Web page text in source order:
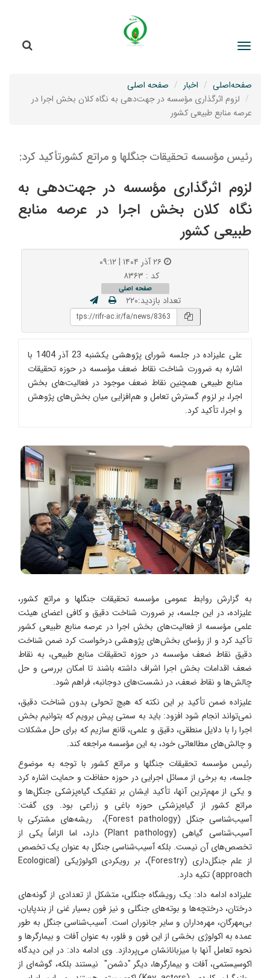
صفحه‌اصلی اخبار
صفحه اصلی
لزوم اثرگذاری مؤسسه در جهت‌دهی به نگاه کلان بخش اجرا در
عرصه منابع طبیعی کشور
رئیس مؤسسه تحقیقات جنگلها و مراتع کشورتأکید کرد:
لزوم اثرگذاری مؤسسه در جهت‌دهی به
نگاه کلان بخش اجرا در عرصه منابع
طبیعی کشور
۲۶ آذر ۱۴۰۴ | ۰۹:۱۲
کد : ۸۳۶۳
صفحه اصلی
تعداد بازدید:۲۲۰
علی علیزاده در جلسه شورای پژوهشی یکشنبه 23 آذر 1404 با
اشاره به ضرورت شناخت نقاط ضعف مؤسسه در حوزه تحقیقات
منابع طبیعی همچنین نقاط ضعف موجود در فعالیت‌های بخش
اجرا، بر لزوم گسترش تعامل و هم‌افزایی میان بخش‌های پژوهش
و اجرا، تأکید کرد.
به گزارش روابط عمومی مؤسسه تحقیقات جنگلها و مراتع کشور،
علیزاده، در این جلسه، بر ضرورت شناخت دقیق و کافی اعضای هیئت
علمی مؤسسه از فعالیت‌های بخش اجرا در عرصه منابع طبیعی کشور
تأکید کرد و از رؤسای بخش‌های پژوهشی درخواست کرد ضمن شناخت
دقیق نقاط ضعف مؤسسه در حوزه تحقیقات منابع طبیعی، به نقاط
ضعف اقدامات بخش اجرا اشراف داشته باشند تا امکان بررسی و حل
چالش‌ها و نقاط ضعف، در نشست‌های دوجانبه، فراهم شود.
علیزاده ضمن تأکید بر این نکته که هیچ تحولی بدون شناخت دقیق،
نمی‌تواند انجام شود افزود: باید به سمتی پیش برویم که بتوانیم بخش
اجرا را با دلایل منطقی، دقیق و علمی، قانع سازیم که برای حل مشکلات
و چالش‌های مطالعاتی خود، به این مؤسسه مراجعه کند.
رئیس مؤسسه تحقیقات جنگلها و مراتع کشور با توجه به موضوع
جلسه، به برخی از مسائل اجرایی در حوزه حفاظت و حمایت اشاره کرد
و یکی از مهم‌ترین آنها، تأکید ایشان بر تفکیک گیاه‌پزشکی جنگل‌ها و
مراتع کشور از گیاه‌پزشکی حوزه باغی و زراعی بود. وی گفت:
آسیب‌شناسی جنگل (Forest pathology)، ریشه‌های مشترکی با
آسیب‌شناسی گیاهی (Plant pathology) دارد، اما الزاماً یکی از
تخصص‌های آن نیست. بلکه آسیب‌شناسی جنگل به عنوان یک تخصص
از علم جنگل‌داری (Forestry)، بر رویکردی اکولوژیکی (Ecological
approach) تکیه دارد.
علیزاده ادامه داد: یک رویشگاه جنگلی، متشکل از تعدادی از گونه‌های
درختان، درختچه‌ها و بوته‌های جنگلی و نیز فون بسیار غنی از بندپایان،
بی‌مهرگان، مهره‌داران و سایر جانوران است. آسیب‌شناسی جنگل به طور
عمده به اکولوژی بخشی از این فون و فلور، به عنوان آفات و بیمارگرها و
نحوه تعامل آنها با میزبانانشان می‌پردازد. وی ادامه داد: در این دیدگاه
اکوسیستمی، آفات و بیمارگرها، دیگر "دشمن" نیستند بلکه، گوشه‌ای از